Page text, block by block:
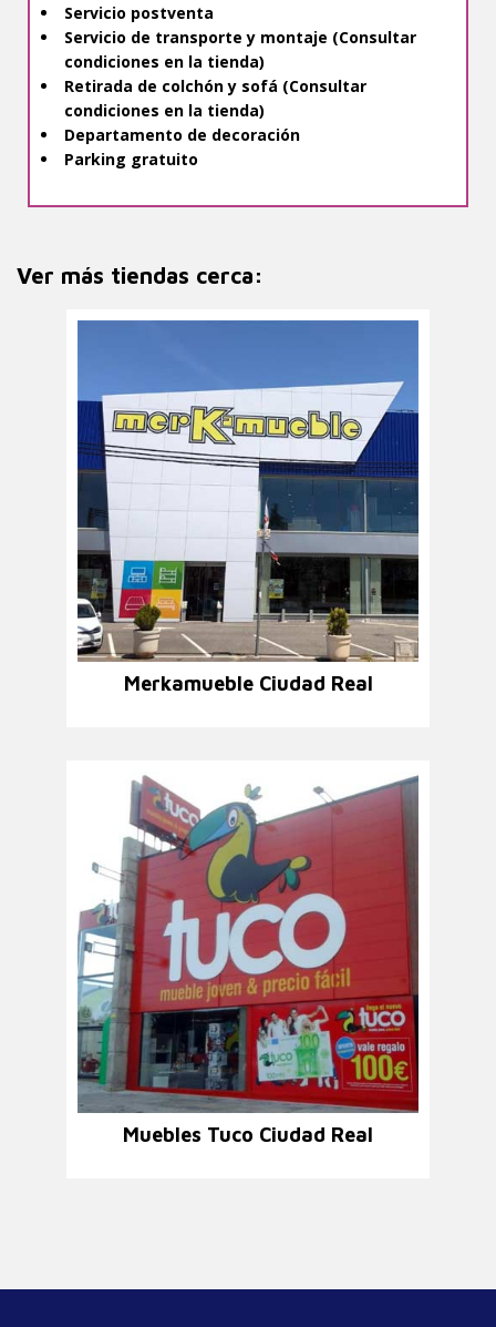
Servicio postventa
Servicio de transporte y montaje (Consultar
condiciones en la tienda)
Retirada de colchón y sofá (Consultar
condiciones en la tienda)
Departamento de decoración
Parking gratuito
Ver más tiendas cerca:
Merkamueble Ciudad Real
Muebles Tuco Ciudad Real